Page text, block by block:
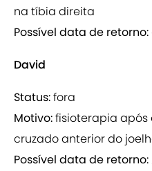
na tíbia direita
Possível data de retorno:
David
Status:fora
Motivo:fisioterapia
cruzado anterior do
Possível data de retorno: